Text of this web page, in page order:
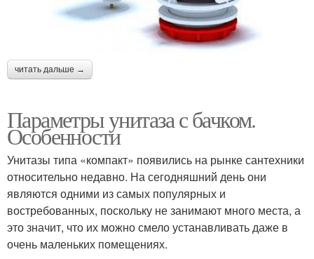
читать дальше →
Параметры унитаза с бачком.
Особенности
Унитазы типа «компакт» появились на рынке сантехники
относительно недавно. На сегодняшний день они
являются одними из самых популярных и
востребованных, поскольку не занимают много места, а
это значит, что их можно смело устанавливать даже в
очень маленьких помещениях.